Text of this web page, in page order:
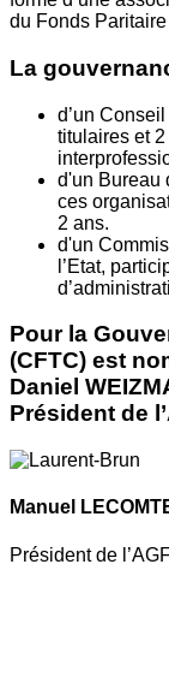
du Fonds
La
d’un
titulaires et
d'un Bureau
ces
2 ans.
d'un
l’Etat,
Pour la
(CFTC) est
Daniel
Président de
Manuel
Président de